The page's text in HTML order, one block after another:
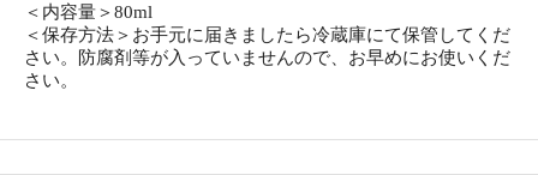
＜内容量＞80ml
＜保存方法＞お手元に届きましたら冷蔵庫にて保管してくだ
さい。防腐剤等が入っていませんので、お早めにお使いくだ
さい。